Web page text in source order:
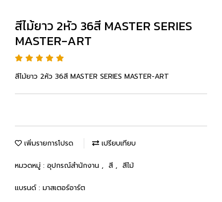
สีไม้ยาว 2หัว 36สี MASTER SERIES
MASTER-ART
สีไม้ยาว 2หัว 36สี MASTER SERIES MASTER-ART
เพิ่มรายการโปรด เปรียบเทียบ
หมวดหมู่ : อุปกรณ์สำนักงาน , สี , สีไม้
แบรนด์ : มาสเตอร์อาร์ต